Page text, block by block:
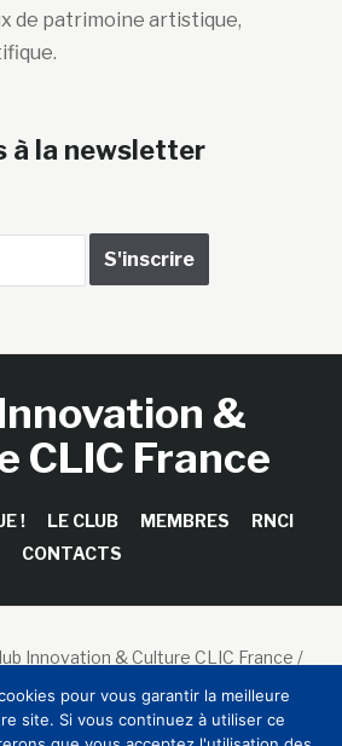
de patrimoine artistique,
à la newsletter
&
CLIC France
! LE CLUB MEMBRES
RNCI
CONTACTS
Innovation & Culture CLIC France /
Sinapses Conseils
pour vous garantir la meilleure
site. Si vous continuez à utiliser ce